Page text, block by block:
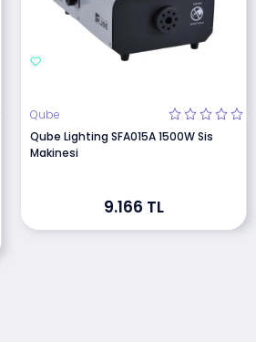
Qube
Qube Lighting SFA015A 1500W Sis
Makinesi
9.166 TL